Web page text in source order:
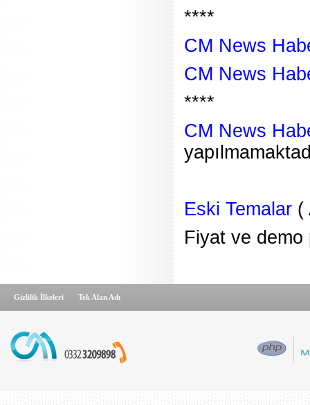
****
CM News
CM News
****
CM News
Eski Temalar (
Fiyat ve
Gizlilik İlkeleri Tek Alan Adı